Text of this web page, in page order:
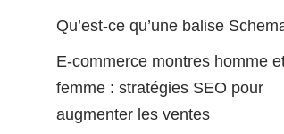
Qu’est-ce qu’une balise
E-commerce montres homme
femme : stratégies SEO pour
augmenter les ventes